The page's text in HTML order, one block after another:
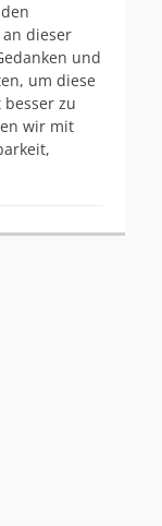
dieser
und
um diese
zu
wir mit